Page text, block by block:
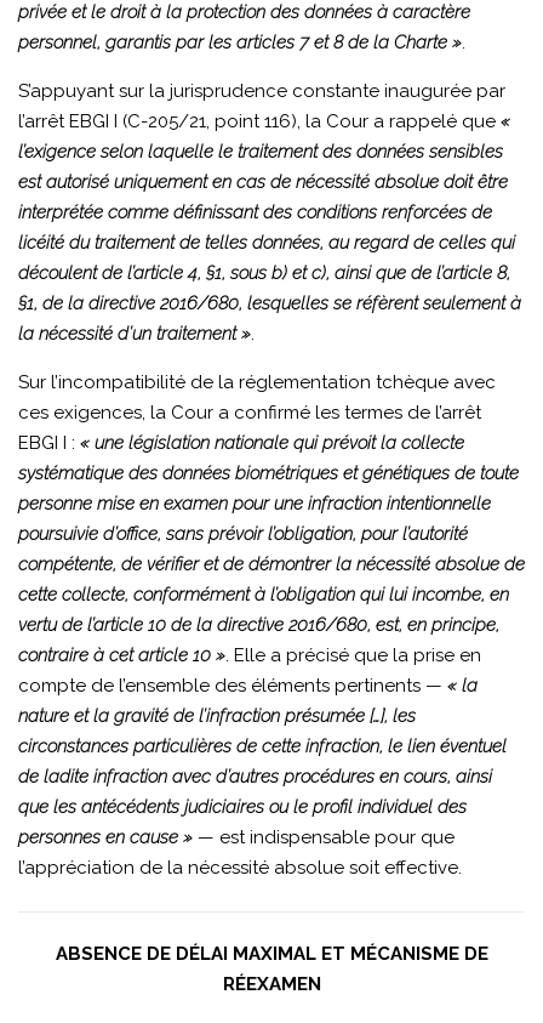
privée et le droit à la protection des données à caractère
personnel, garantis par les articles 7 et 8 de la Charte ».
S’appuyant sur la jurisprudence constante inaugurée par
l’arrêt EBGI I (C-205/21, point 116), la Cour a rappelé que «
l’exigence selon laquelle le traitement des données sensibles
est autorisé uniquement en cas de nécessité absolue doit être
interprétée comme définissant des conditions renforcées de
licéité du traitement de telles données, au regard de celles qui
découlent de l’article 4, §1, sous b) et c), ainsi que de l’article 8,
§1, de la directive 2016/680, lesquelles se réfèrent seulement à
la nécessité d’un traitement ».
Sur l’incompatibilité de la réglementation tchèque avec
ces exigences, la Cour a confirmé les termes de l’arrêt
EBGI I : « une législation nationale qui prévoit la collecte
systématique des données biométriques et génétiques de toute
personne mise en examen pour une infraction intentionnelle
poursuivie d’office, sans prévoir l’obligation, pour l’autorité
compétente, de vérifier et de démontrer la nécessité absolue de
cette collecte, conformément à l’obligation qui lui incombe, en
vertu de l’article 10 de la directive 2016/680, est, en principe,
contraire à cet article 10 ». Elle a précisé que la prise en
compte de l’ensemble des éléments pertinents — « la
nature et la gravité de l’infraction présumée […], les
circonstances particulières de cette infraction, le lien éventuel
de ladite infraction avec d’autres procédures en cours, ainsi
que les antécédents judiciaires ou le profil individuel des
personnes en cause » — est indispensable pour que
l’appréciation de la nécessité absolue soit effective.
ABSENCE DE DÉLAI MAXIMAL ET MÉCANISME DE
RÉEXAMEN